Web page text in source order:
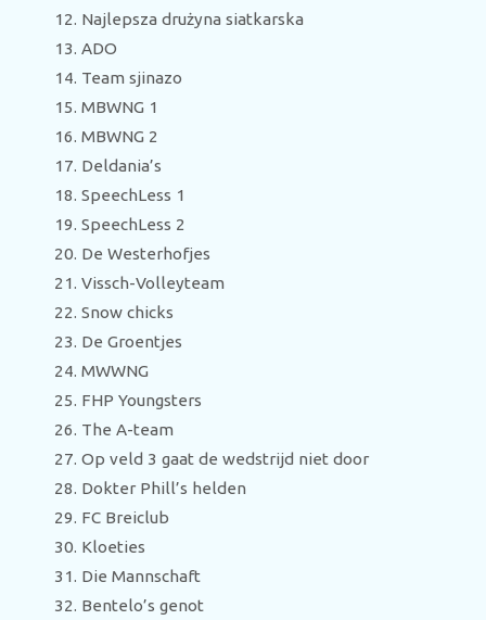
Najlepsza drużyna siatkarska
ADO
Team sjinazo
MBWNG 1
MBWNG 2
Deldania’s
SpeechLess 1
SpeechLess 2
De Westerhofjes
Vissch-Volleyteam
Snow chicks
De Groentjes
MWWNG
FHP Youngsters
The A-team
Op veld 3 gaat de wedstrijd niet door
Dokter Phill’s helden
FC Breiclub
Kloeties
Die Mannschaft
Bentelo’s genot